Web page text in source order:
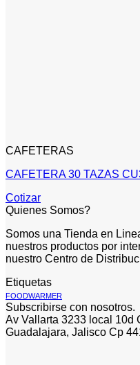
CAFETERAS
CAFETERA 30 TAZAS
Cotizar
Quienes Somos?
Somos una Tienda en
nuestros productos por
nuestro Centro de
Etiquetas
FOODWARMER
Subscribirse con nosotros.
Av Vallarta 3233 local 10d
Guadalajara, Jalisco Cp